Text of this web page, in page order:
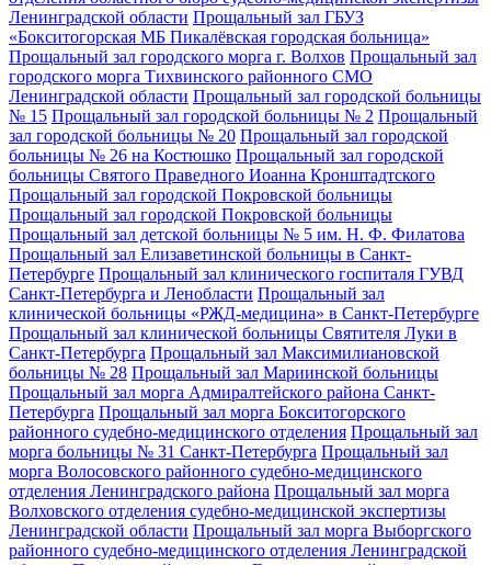
Ленинградской области Прощальный зал ГБУЗ
«Бокситогорская МБ Пикалёвская городская больница»
Прощальный зал городского морга г. Волхов Прощальный зал
городского морга Тихвинского районного СМО
Ленинградской области Прощальный зал городской больницы
№ 15 Прощальный зал городской больницы № 2 Прощальный
зал городской больницы № 20 Прощальный зал городской
больницы № 26 на Костюшко Прощальный зал городской
больницы Святого Праведного Иоанна Кронштадтского
Прощальный зал городской Покровской больницы
Прощальный зал городской Покровской больницы
Прощальный зал детской больницы № 5 им. Н. Ф. Филатова
Прощальный зал Елизаветинской больницы в Санкт-
Петербурге Прощальный зал клинического госпиталя ГУВД
Санкт-Петербурга и Ленобласти Прощальный зал
клинической больницы «РЖД-медицина» в Санкт-Петербурге
Прощальный зал клинической больницы Святителя Луки в
Санкт-Петербурга Прощальный зал Максимилиановской
больницы № 28 Прощальный зал Мариинской больницы
Прощальный зал морга Адмиралтейского района Санкт-
Петербурга Прощальный зал морга Бокситогорского
районного судебно-медицинского отделения Прощальный зал
морга больницы № 31 Санкт-Петербурга Прощальный зал
морга Волосовского районного судебно-медицинского
отделения Ленинградского района Прощальный зал морга
Волховского отделения судебно-медицинской экспертизы
Ленинградской области Прощальный зал морга Выборгского
районного судебно-медицинского отделения Ленинградской